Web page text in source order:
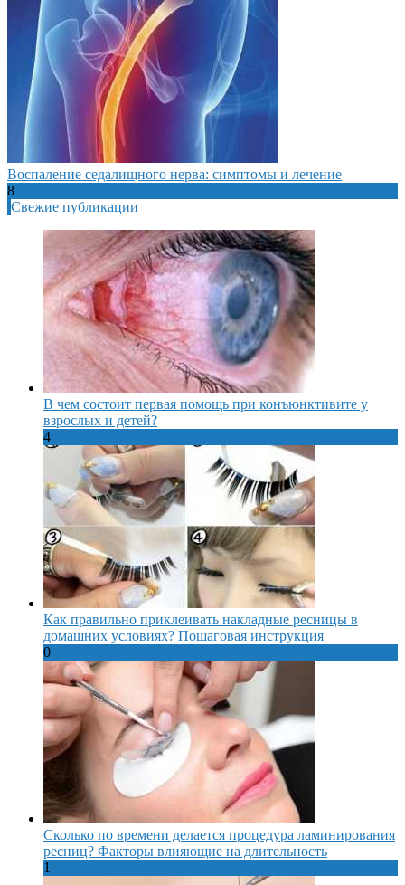
Воспаление седалищного нерва: симптомы и лечение
8
Свежие публикации
В чем состоит первая помощь при конъюнктивите у
взрослых и детей?
4
Как правильно приклеивать накладные ресницы в
домашних условиях? Пошаговая инструкция
0
Сколько по времени делается процедура ламинирования
ресниц? Факторы влияющие на длительность
1